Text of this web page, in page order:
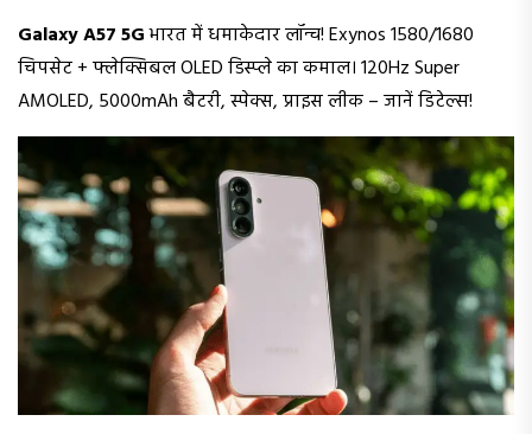
Galaxy A57 5Gभारत में धमाकेदार लॉन्च! Exynos 1580/1680
चिपसेट + फ्लेक्सिबल OLED डिस्प्ले का कमाल। 120Hz Super
AMOLED, 5000mAh बैटरी, स्पेक्स, प्राइस लीक – जानें डिटेल्स!